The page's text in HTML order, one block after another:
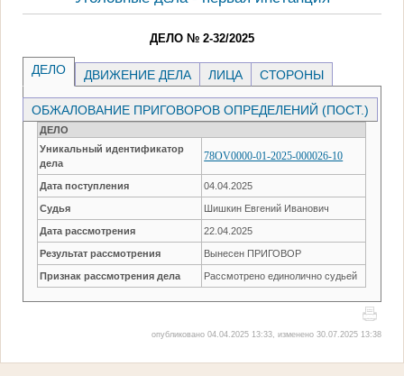
ДЕЛО № 2-32/2025
ДЕЛО ДВИЖЕНИЕ ДЕЛА ЛИЦА СТОРОНЫ
ОБЖАЛОВАНИЕ ПРИГОВОРОВ ОПРЕДЕЛЕНИЙ (ПОСТ.)
ДЕЛО
Уникальный идентификатор
дела
78OV0000-01-2025-000026-10
Дата поступления 04.04.2025
Судья Шишкин Евгений Иванович
Дата рассмотрения 22.04.2025
Результат рассмотрения Вынесен ПРИГОВОР
Признак рассмотрения дела Рассмотрено единолично судьей
опубликовано 04.04.2025 13:33, изменено 30.07.2025 13:38